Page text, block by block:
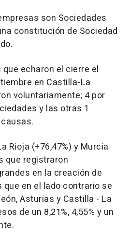
son Sociedades
constitución de Sociedad
echaron el cierre el
en Castilla-La
voluntariamente; 4 por
y las otras 1
Rioja (+76,47%) y Murcia
que registraron
en la creación de
en el lado contrario se
Asturias y Castilla - La
de un 8,21%, 4,55% y un